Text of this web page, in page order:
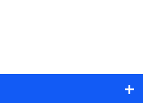
加入の目的、保険商品の内
法、車のメーカーや走行距離
数などの情報、ペットの種類
】